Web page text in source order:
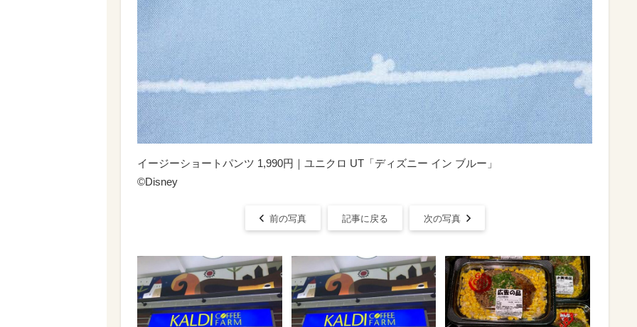
イージーショートパンツ 1,990円｜ユニクロ UT「ディズニー イン ブルー」
©Disney
前の写真 記事に戻る 次の写真